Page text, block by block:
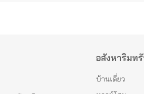
อสังหาริมท
บ้านเดี่ยว